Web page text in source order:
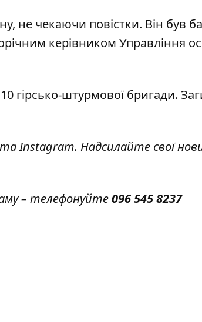
не чекаючи повістки. Він був
керівником Управління
гірсько-штурмової бригади.
таInstagram. Надсилайте свої
– телефонуйте096 545 8237